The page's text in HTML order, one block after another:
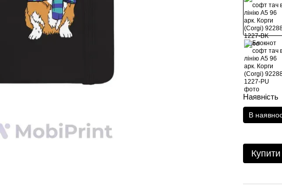
Наявність
В
Купити